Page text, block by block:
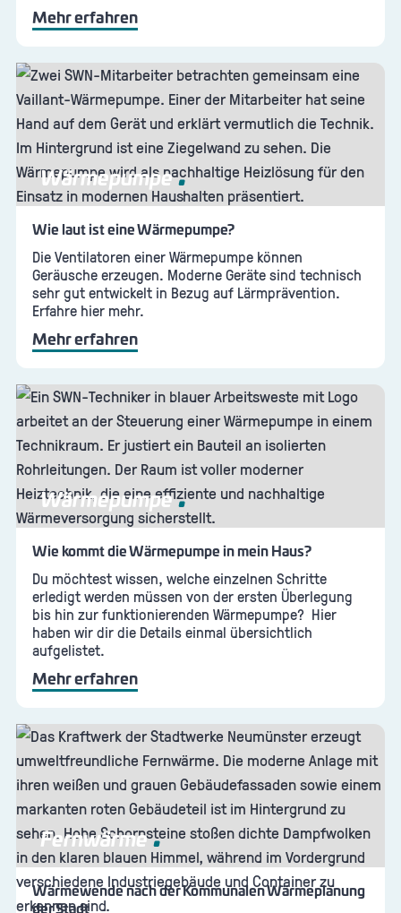
Mehr erfahren
Wärmepumpe
Wie laut ist eine Wärmepumpe?
Die Ventilatoren einer Wärmepumpe können
Geräusche erzeugen. Moderne Geräte sind technisch
sehr gut entwickelt in Bezug auf Lärmprävention.
Erfahre hier mehr.
Mehr erfahren
Wärmepumpe
Wie kommt die Wärmepumpe in mein Haus?
Du möchtest wissen, welche einzelnen Schritte
erledigt werden müssen von der ersten Überlegung
bis hin zur funktionierenden Wärmepumpe? Hier
haben wir dir die Details einmal übersichtlich
aufgelistet.
Mehr erfahren
Fernwärme
Wärmewende nach der Kommunalen Wärmeplanung
der Stadt